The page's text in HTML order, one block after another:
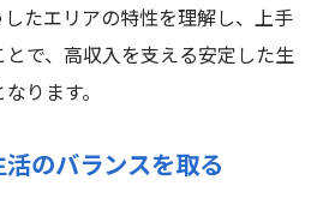
たエリアの特性を理解し、上手
で、高収入を支える安定した生
ります。
のバランスを取る